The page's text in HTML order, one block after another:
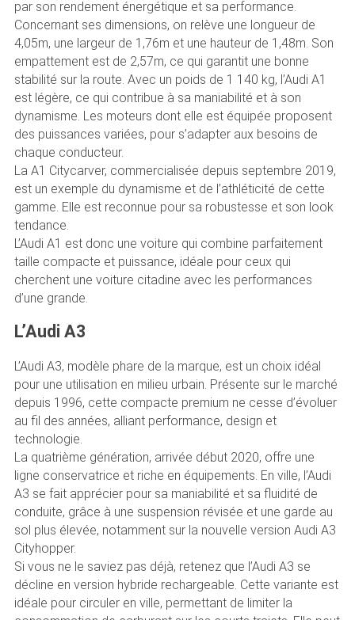
par son rendement énergétique et sa performance.
Concernant ses dimensions, on relève une longueur de
4,05m, une largeur de 1,76m et une hauteur de 1,48m. Son
empattement est de 2,57m, ce qui garantit une bonne
stabilité sur la route. Avec un poids de 1 140 kg, l’Audi A1
est légère, ce qui contribue à sa maniabilité et à son
dynamisme. Les moteurs dont elle est équipée proposent
des puissances variées, pour s’adapter aux besoins de
chaque conducteur.
La A1 Citycarver, commercialisée depuis septembre 2019,
est un exemple du dynamisme et de l’athléticité de cette
gamme. Elle est reconnue pour sa robustesse et son look
tendance.
L’Audi A1 est donc une voiture qui combine parfaitement
taille compacte et puissance, idéale pour ceux qui
cherchent une voiture citadine avec les performances
d’une grande.
L’Audi A3
L’Audi A3, modèle phare de la marque, est un choix idéal
pour une utilisation en milieu urbain. Présente sur le marché
depuis 1996, cette compacte premium ne cesse d’évoluer
au fil des années, alliant performance, design et
technologie.
La quatrième génération, arrivée début 2020, offre une
ligne conservatrice et riche en équipements. En ville, l’Audi
A3 se fait apprécier pour sa maniabilité et sa fluidité de
conduite, grâce à une suspension révisée et une garde au
sol plus élevée, notamment sur la nouvelle version Audi A3
Cityhopper.
Si vous ne le saviez pas déjà, retenez que l’Audi A3 se
décline en version hybride rechargeable. Cette variante est
idéale pour circuler en ville, permettant de limiter la